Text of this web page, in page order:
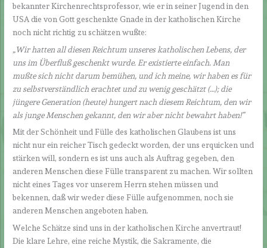
bekannter Kirchenrechtsprofessor, wie er in seiner Jugend in den
USA die von Gott geschenkte Gnade in der katholischen Kirche
noch nicht richtig zu schätzen wußte:
„Wir hatten all diesen Reichtum unseres katholischen Lebens, der
uns im Überfluß geschenkt wurde. Er existierte einfach. Man
mußte sich nicht darum bemühen, und ich meine, wir haben es für
zu selbstverständlich erachtet und zu wenig geschätzt (…); die
jüngere Generation (heute) hungert nach diesem Reichtum, den wir
als junge Menschen gekannt, den wir aber nicht bewahrt haben!”
Mit der Schönheit und Fülle des katholischen Glaubens ist uns
nicht nur ein reicher Tisch gedeckt worden, der uns erquicken und
stärken will, sondern es ist uns auch als Auftrag gegeben, den
anderen Menschen diese Fülle transparent zu machen. Wir sollten
nicht eines Tages vor unserem Herrn stehen müssen und
bekennen, daß wir weder diese Fülle aufgenommen, noch sie
anderen Menschen angeboten haben.
Welche Schätze sind uns in der katholischen Kirche anvertraut!
Die klare Lehre, eine reiche Mystik, die Sakramente, die